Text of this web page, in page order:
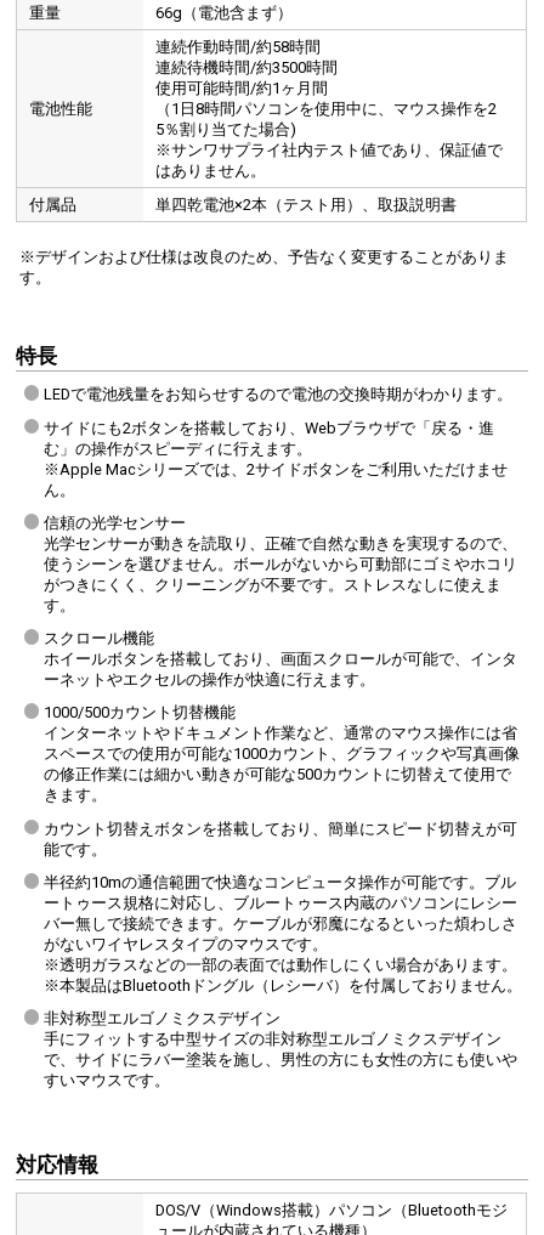
重量
66g（電池含まず）
電池性能
連続作動時間/約58時間
連続待機時間/約3500時間
使用可能時間/約1ヶ月間
（1日8時間パソコンを使用中に、マウス操作を2
5％割り当てた場合)
※サンワサプライ社内テスト値であり、保証値で
はありません。
付属品
単四乾電池×2本（テスト用）、取扱説明書
※デザインおよび仕様は改良のため、予告なく変更することがありま
す。
特長
LEDで電池残量をお知らせするので電池の交換時期がわかります。
サイドにも2ボタンを搭載しており、Webブラウザで「戻る・進
む」の操作がスピーディに行えます。
※Apple Macシリーズでは、2サイドボタンをご利用いただけませ
ん。
信頼の光学センサー
光学センサーが動きを読取り、正確で自然な動きを実現するので、
使うシーンを選びません。ボールがないから可動部にゴミやホコリ
がつきにくく、クリーニングが不要です。ストレスなしに使えま
す。
スクロール機能
ホイールボタンを搭載しており、画面スクロールが可能で、インタ
ーネットやエクセルの操作が快適に行えます。
1000/500カウント切替機能
インターネットやドキュメント作業など、通常のマウス操作には省
スペースでの使用が可能な1000カウント、グラフィックや写真画像
の修正作業には細かい動きが可能な500カウントに切替えて使用で
きます。
カウント切替えボタンを搭載しており、簡単にスピード切替えが可
能です。
半径約10mの通信範囲で快適なコンピュータ操作が可能です。ブル
ートゥース規格に対応し、ブルートゥース内蔵のパソコンにレシー
バー無しで接続できます。ケーブルが邪魔になるといった煩わしさ
がないワイヤレスタイプのマウスです。
※透明ガラスなどの一部の表面では動作しにくい場合があります。
※本製品はBluetoothドングル（レシーバ）を付属しておりません。
非対称型エルゴノミクスデザイン
手にフィットする中型サイズの非対称型エルゴノミクスデザイン
で、サイドにラバー塗装を施し、男性の方にも女性の方にも使いや
すいマウスです。
対応情報
DOS/V（Windows搭載）パソコン（Bluetoothモジ
ュールが内蔵されている機種）